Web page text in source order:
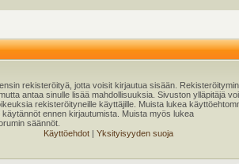
rekisteröityä, jotta voisit kirjautua sisään.
antaa sinulle lisää mahdollisuuksia. Sivuston ylläpitäjä
rekisteröityneille käyttäjille. Muista lukea
käytännöt ennen kirjautumista. Muista myös lukea
säännöt.
Käyttöehdot| Yksityisyyden suoja